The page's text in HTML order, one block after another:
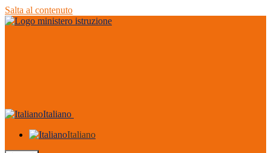
Salta al contenuto
Italiano
Italiano